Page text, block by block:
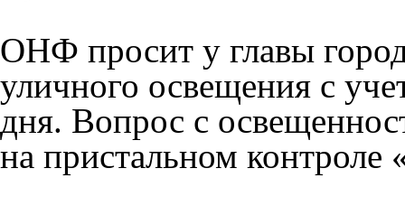
ОНФ просит у главы
уличного освещения с
дня. Вопрос с
на пристальном контроле